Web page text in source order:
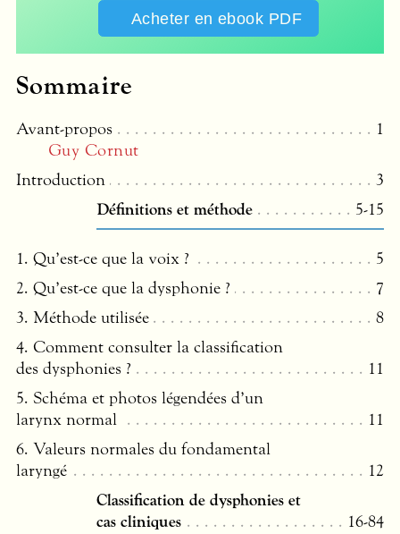
Acheter en ebook PDF
Sommaire
Avant-propos
1
Guy Cornut
Introduction
3
Définitions et méthode
5-15
1. Qu’est-ce que la voix ?
5
2. Qu’est-ce que la dysphonie ?
7
3. Méthode utilisée
8
4. Comment consulter la classification
des dysphonies ?
11
5. Schéma et photos légendées d’un
larynx normal
11
6. Valeurs normales du fondamental
laryngé
12
Classification de dysphonies et
cas cliniques
16-84